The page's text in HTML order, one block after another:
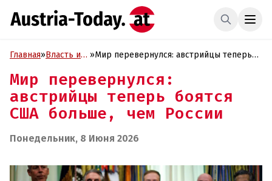
Главная»Власть и
»Мир перевернулся: австрийцы теперь
Мир перевернулся:
австрийцы теперь боятся
США больше, чем России
Понедельник, 8 Июня 2026